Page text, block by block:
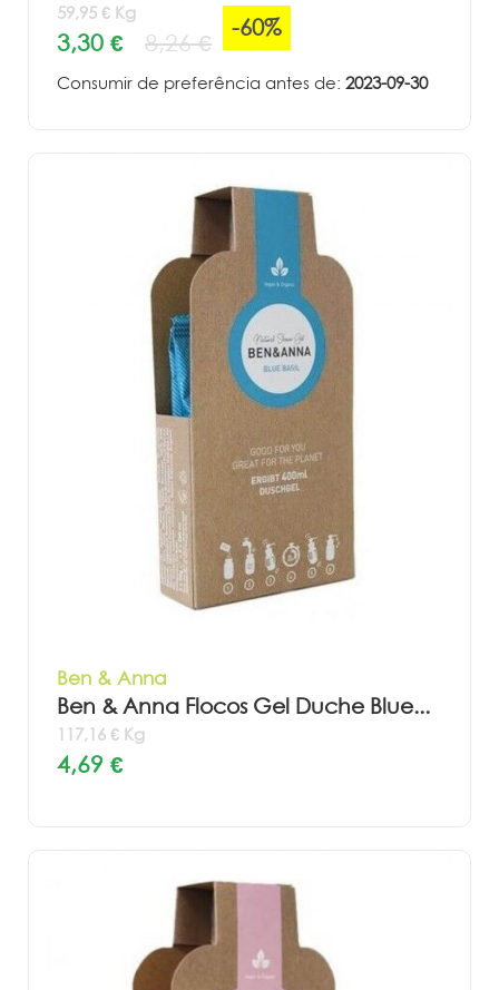
59,95 € Kg
3,30 € 8,26 €
-60%
Consumir de preferência antes de: 2023-09-30
Ben & Anna
Ben & Anna Flocos Gel Duche Blue...
117,16 € Kg
4,69 €